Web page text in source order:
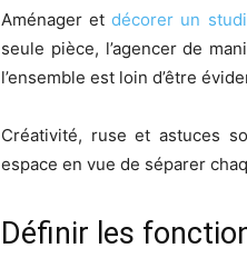
Aménager etdécorer un
seule pièce, l’agencer de
l’ensemble est loin d’être
Créativité, ruse et astuces
espace en vue de séparer
Définir les